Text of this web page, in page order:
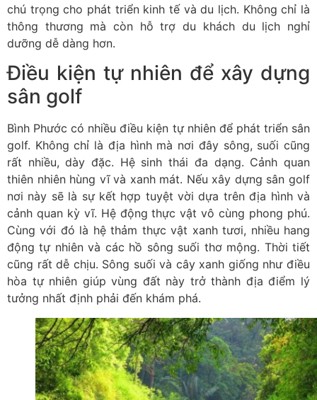
chú trọng cho phát triển kinh tế và du lịch. Không chỉ là
thông thương mà còn hỗ trợ du khách du lịch nghỉ
dưỡng dễ dàng hơn.
Điều kiện tự nhiên để xây dựng
sân golf
Bình Phước có nhiều điều kiện tự nhiên để phát triển sân
golf. Không chỉ là địa hình mà nơi đây sông, suối cũng
rất nhiều, dày đặc. Hệ sinh thái đa dạng. Cảnh quan
thiên nhiên hùng vĩ và xanh mát. Nếu xây dựng sân golf
nơi này sẽ là sự kết hợp tuyệt vời dựa trên địa hình và
cảnh quan kỳ vĩ. Hệ động thực vật vô cùng phong phú.
Cùng với đó là hệ thảm thực vật xanh tươi, nhiều hang
động tự nhiên và các hồ sông suối thơ mộng. Thời tiết
cũng rất dễ chịu. Sông suối và cây xanh giống như điều
hòa tự nhiên giúp vùng đất này trở thành địa điểm lý
tưởng nhất định phải đến khám phá.